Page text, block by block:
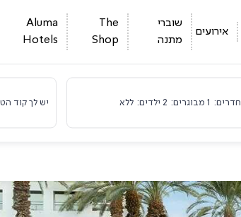
אירועים
שוברי
מתנה
The
Shop
Aluma
Hotels
חדרים: 1 מבוגרים: 2 ילדים: ללא יש לך קוד